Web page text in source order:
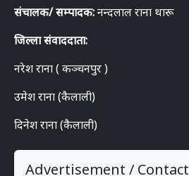
संचालक/ सम्पादक:नन्दलाल राना थारू
जिल्ला संवाददाता:
नरेश राना ( कञ्चनपुर )
उमेश राना (कैलाली)
दिनेश राना (कैलाली)
Advertisement / Contact